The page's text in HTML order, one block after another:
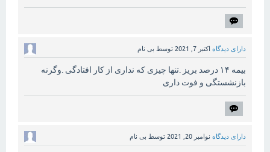
دارای دیدگاه اکتبر 7, 2021 توسط بی نام
بیمه ۱۴ درصد بریز .تنها چیزی که نداری از کار افتادگی .وگرنه
بازنشستگی و فوت داری
دارای دیدگاه نوامبر 20, 2021 توسط بی نام